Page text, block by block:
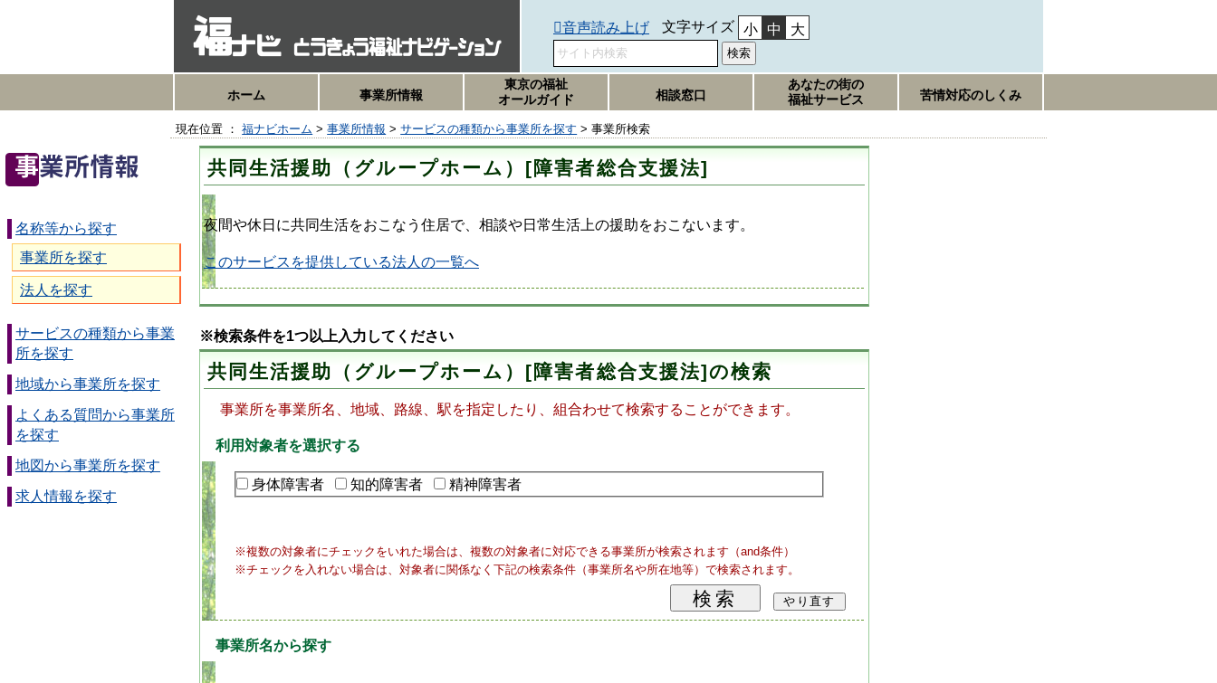
音声読み上げ 文字サイズ 小 中 大
ホーム 事業所情報
東京の福祉
オールガイド
相談窓口
あなたの街の
福祉サービス
苦情対応のしくみ
現在位置 ：福ナビホーム >事業所情報 >サービスの種類から事業所を探す > 事業所検索
名称等から探す
事業所を探す
法人を探す
サービスの種類から事業
所を探す
地域から事業所を探す
よくある質問から事業所
を探す
地図から事業所を探す
求人情報を探す
共同生活援助（グループホーム）[障害者総合支援法]
夜間や休日に共同生活をおこなう住居で、相談や日常生活上の援助をおこないます。
このサービスを提供している法人の一覧へ
※検索条件を1つ以上入力してください
共同生活援助（グループホーム）[障害者総合支援法]の検索
事業所を事業所名、地域、路線、駅を指定したり、組合わせて検索することができます。
利用対象者を選択する
身体障害者 知的障害者 精神障害者
※複数の対象者にチェックをいれた場合は、複数の対象者に対応できる事業所が検索されます（and条件）
※チェックを入れない場合は、対象者に関係なく下記の検索条件（事業所名や所在地等）で検索されます。
事業所名から探す